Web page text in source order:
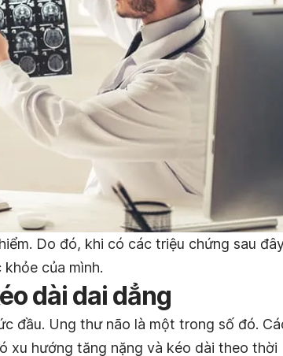
Do đó, khi có các triệu chứng sau
của mình.
dài dai dẳng
đầu. Ung thư não là một trong số đó.
xu hướng tăng nặng và kéo dài theo thời